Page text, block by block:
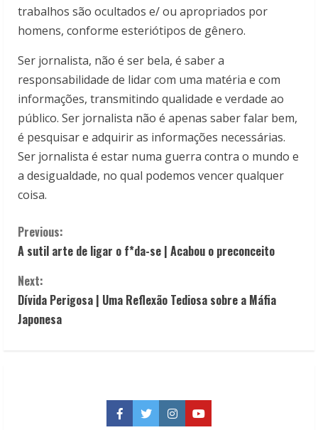
trabalhos são ocultados e/ ou apropriados por
homens, conforme esteriótipos de gênero.
Ser jornalista, não é ser bela, é saber a
responsabilidade de lidar com uma matéria e com
informações, transmitindo qualidade e verdade ao
público. Ser jornalista não é apenas saber falar bem,
é pesquisar e adquirir as informações necessárias.
Ser jornalista é estar numa guerra contra o mundo e
a desigualdade, no qual podemos vencer qualquer
coisa.
C
o
n
t
Previous:
A sutil arte de ligar o f*da-se | Acabou o preconceito
Next:
Dívida Perigosa | Uma Reflexão Tediosa sobre a Máfia
Japonesa
Facebook
TwitterInstagramYouTube